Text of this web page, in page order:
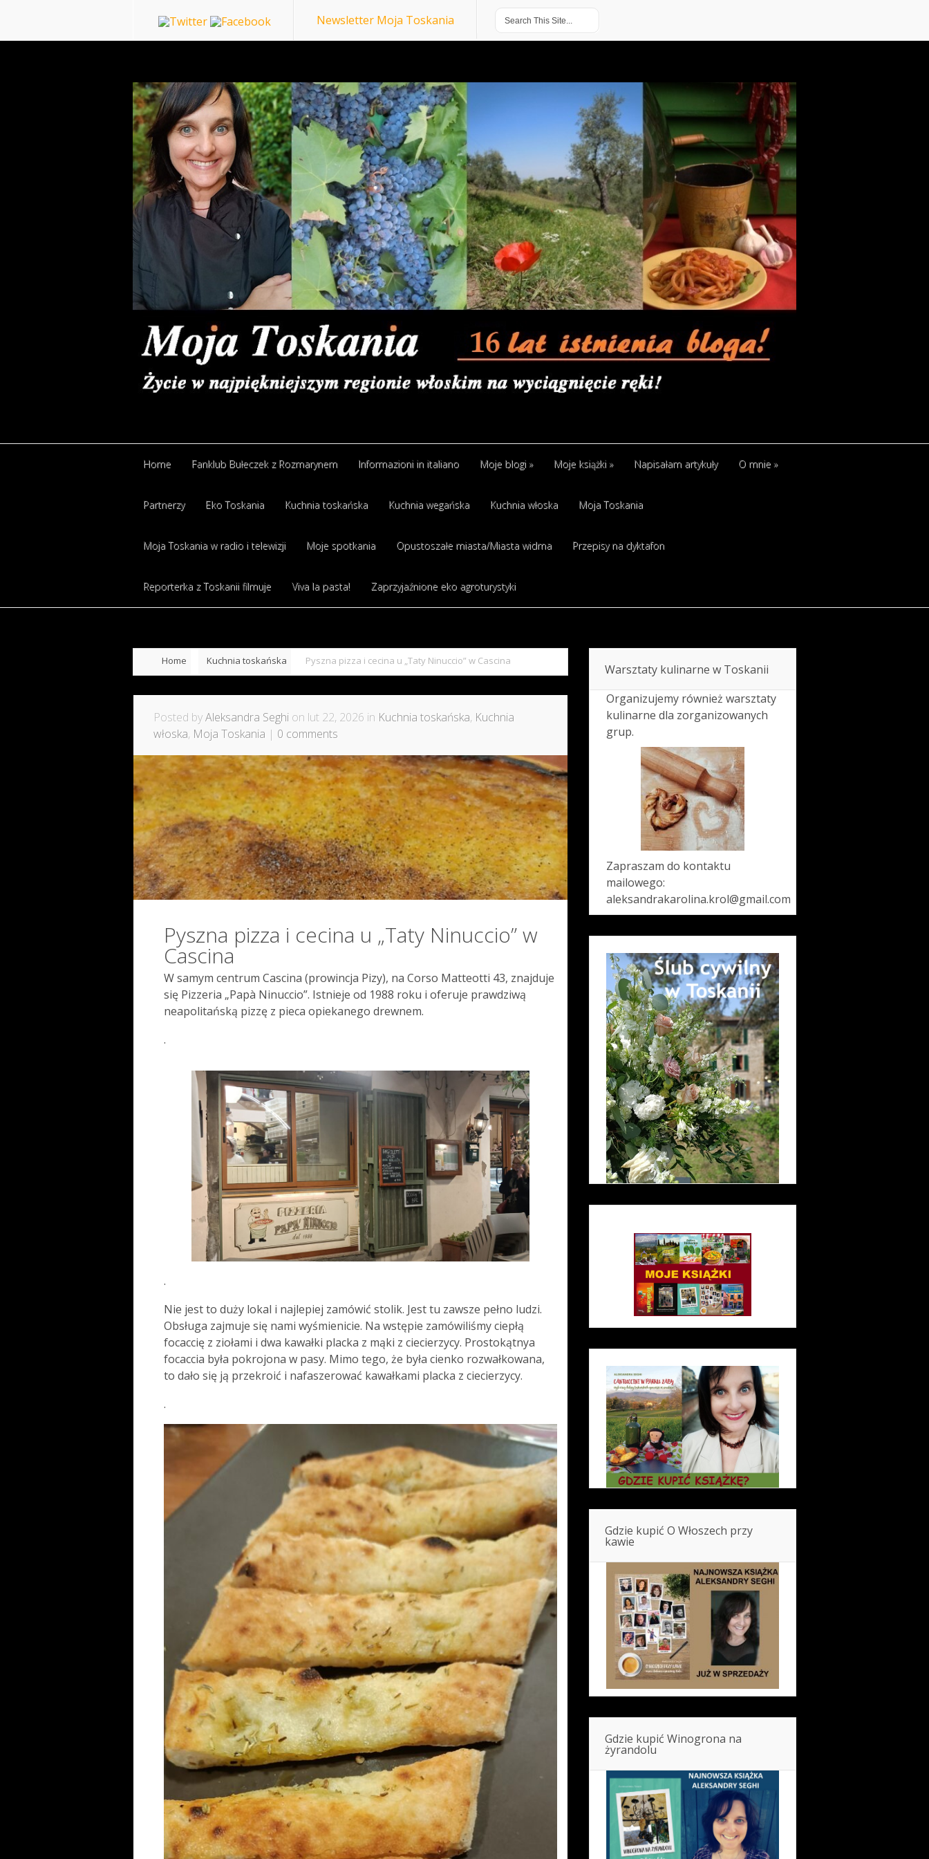
Newsletter Moja Toskania
Home Fanklub Bułeczek z Rozmarynem Informazioni in italiano Moje blogi » Moje książki » Napisałam artykuły O mnie »
Partnerzy Eko Toskania Kuchnia toskańska Kuchnia wegańska Kuchnia włoska Moja Toskania
Moja Toskania w radio i telewizji Moje spotkania Opustoszałe miasta/Miasta widma Przepisy na dyktafon
Reporterka z Toskanii filmuje Viva la pasta! Zaprzyjaźnione eko agroturystyki
Home Kuchnia toskańska Pyszna pizza i cecina u „Taty Ninuccio” w Cascina
Posted byAleksandra Seghi on lut 22, 2026 in Kuchnia toskańska, Kuchnia
włoska, Moja Toskania | 0 comments
Pyszna pizza i cecina u „Taty Ninuccio” w
Cascina
W samym centrum Cascina (prowincja Pizy), na Corso Matteotti 43, znajduje
się Pizzeria „Papà Ninuccio”. Istnieje od 1988 roku i oferuje prawdziwą
neapolitańską pizzę z pieca opiekanego drewnem.
.
.
Nie jest to duży lokal i najlepiej zamówić stolik. Jest tu zawsze pełno ludzi.
Obsługa zajmuje się nami wyśmienicie. Na wstępie zamówiliśmy ciepłą
focaccię z ziołami i dwa kawałki placka z mąki z ciecierzycy. Prostokątnya
focaccia była pokrojona w pasy. Mimo tego, że była cienko rozwałkowana,
to dało się ją przekroić i nafaszerować kawałkami placka z ciecierzycy.
.
Warsztaty kulinarne w Toskanii
Organizujemy również warsztaty
kulinarne dla zorganizowanych
grup.
Zapraszam do kontaktu
mailowego:
aleksandrakarolina.krol@gmail.com
Gdzie kupić O Włoszech przy
kawie
Gdzie kupić Winogrona na
żyrandolu